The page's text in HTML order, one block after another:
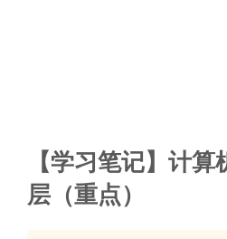
【学习笔记】计
层（重点）